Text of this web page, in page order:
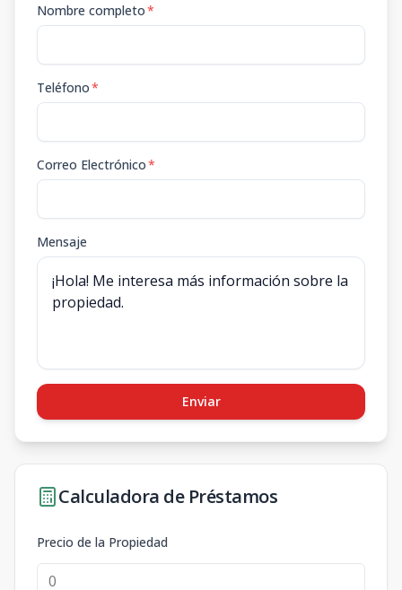
Nombre completo*
Teléfono*
Correo Electrónico*
Mensaje
Enviar
Calculadora de Préstamos
Precio de la Propiedad